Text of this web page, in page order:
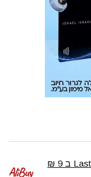
חברות פלוס באתר LastPrice ב 9 ₪